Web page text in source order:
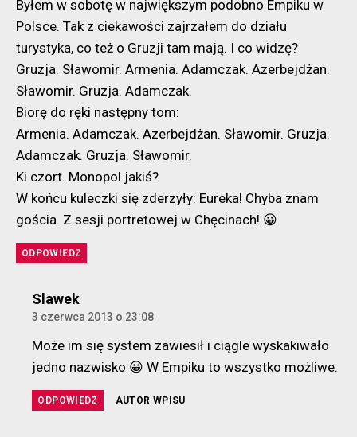
Byłem w sobotę w największym podobno Empiku w
Polsce. Tak z ciekawości zajrzałem do działu
turystyka, co też o Gruzji tam mają. I co widzę?
Gruzja. Sławomir. Armenia. Adamczak. Azerbejdżan.
Sławomir. Gruzja. Adamczak.
Biorę do ręki następny tom:
Armenia. Adamczak. Azerbejdżan. Sławomir. Gruzja.
Adamczak. Gruzja. Sławomir.
Ki czort. Monopol jakiś?
W końcu kuleczki się zderzyły: Eureka! Chyba znam
gościa. Z sesji portretowej w Chęcinach! 😀
ODPOWIEDZ
Slawekkomentarz:
3 czerwca 2013 o 23:08
Może im się system zawiesił i ciągle wyskakiwało
jedno nazwisko 😀 W Empiku to wszystko możliwe.
ODPOWIEDZ AUTOR WPISU